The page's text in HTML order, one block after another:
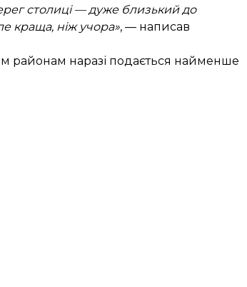
столиці — дуже близький до
краща, ніж учора», — написав
районам наразі подається найменше